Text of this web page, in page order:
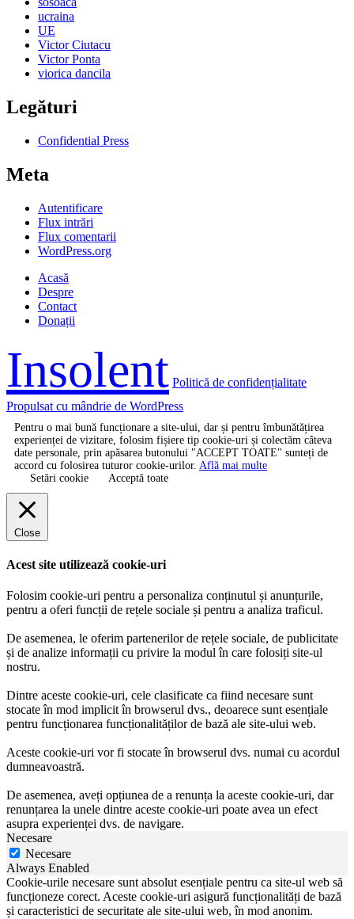
ucraina
UE
Victor Ciutacu
Victor Ponta
viorica dancila
Legături
Confidential Press
Meta
Autentificare
Flux intrări
Flux comentarii
WordPress.org
Acasă
Despre
Contact
Donații
Insolent Politică de confidențialitate
Propulsat cu mândrie de WordPress
Pentru o mai bună funcționare a site-ului, dar și pentru îmbunătățirea
experienței de vizitare, folosim fișiere tip cookie-uri și colectăm câteva
date personale, prin apăsarea butonului "ACCEPT TOATE" sunteți de
accord cu folosirea tuturor cookie-urilor. Află mai multe
Setări cookie
Acceptă toate
Close
Acest site utilizează cookie-uri
Folosim cookie-uri pentru a personaliza conținutul și anunțurile,
pentru a oferi funcții de rețele sociale și pentru a analiza traficul.
De asemenea, le oferim partenerilor de rețele sociale, de publicitate
și de analize informații cu privire la modul în care folosiți site-ul
nostru.
Dintre aceste cookie-uri, cele clasificate ca fiind necesare sunt
stocate în mod implicit în browserul dvs., deoarece sunt esențiale
pentru funcționarea funcționalităților de bază ale site-ului web.
Aceste cookie-uri vor fi stocate în browserul dvs. numai cu acordul
dumneavoastră.
De asemenea, aveți opțiunea de a renunța la aceste cookie-uri, dar
renunțarea la unele dintre aceste cookie-uri poate avea un efect
asupra experienței dvs. de navigare.
Necesare
Necesare
Always Enabled
Cookie-urile necesare sunt absolut esențiale pentru ca site-ul web să
funcționeze corect. Aceste cookie-uri asigură funcționalități de bază
și caracteristici de securitate ale site-ului web, în mod anonim.